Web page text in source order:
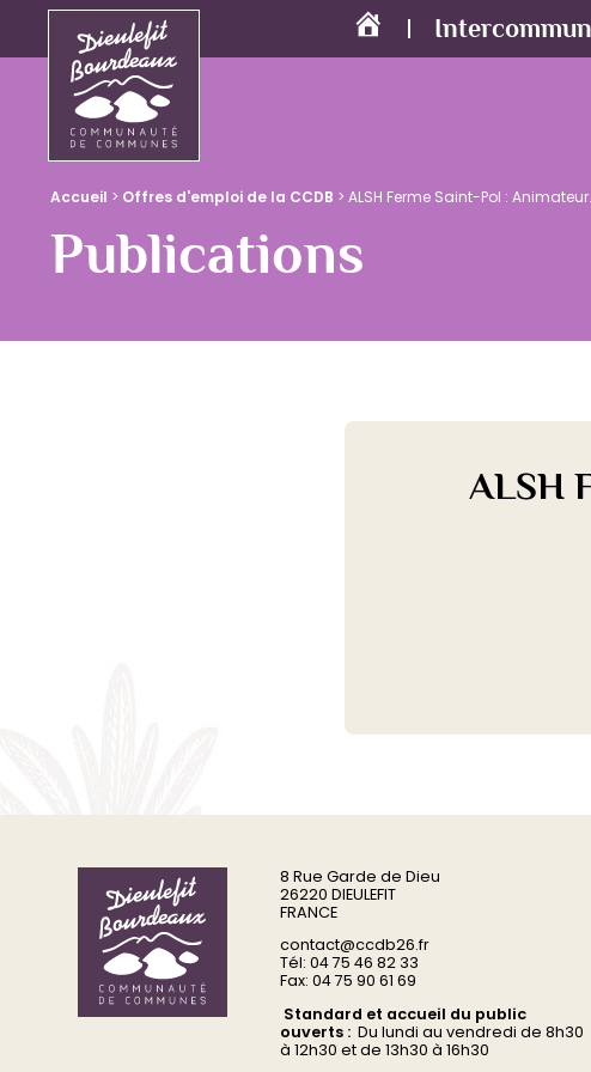
Accueil
Accueil > Offres d'emploi de la CCDB > ALSH Ferme Saint-Pol :
Publications
ALSH
8 Rue Garde de Dieu
26220 DIEULEFIT
FRANCE
contact@ccdb26.fr
Tél: 04 75 46 82 33
Fax: 04 75 90 61 69
Standard et accueil du public
ouverts :Du lundi au vendredi de 8h30
à 12h30 et de 13h30 à 16h30